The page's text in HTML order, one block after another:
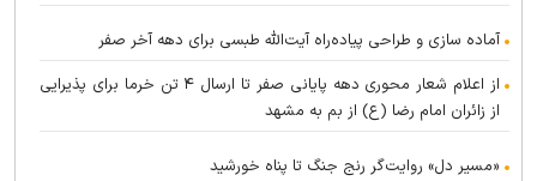
آماده سازی و طراحی پیاده‌راه آیت‌الله طبسی برای دهه آخر صفر
از اعلام شعار محوری دهه پایانی صفر تا ارسال ۴ تن خرما برای پذیرایی
از زائران امام رضا (ع) از بم به مشهد
«مسیر دل» روایت‌گر رنج جنگ تا پناه خورشید